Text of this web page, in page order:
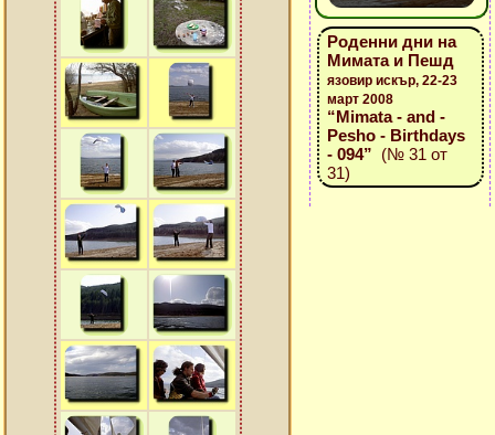
Роденни дни на
Мимата и Пешд
язовир искър, 22-23
март 2008
“Mimata - and -
Pesho - Birthdays
- 094” (№ 31 от
31)